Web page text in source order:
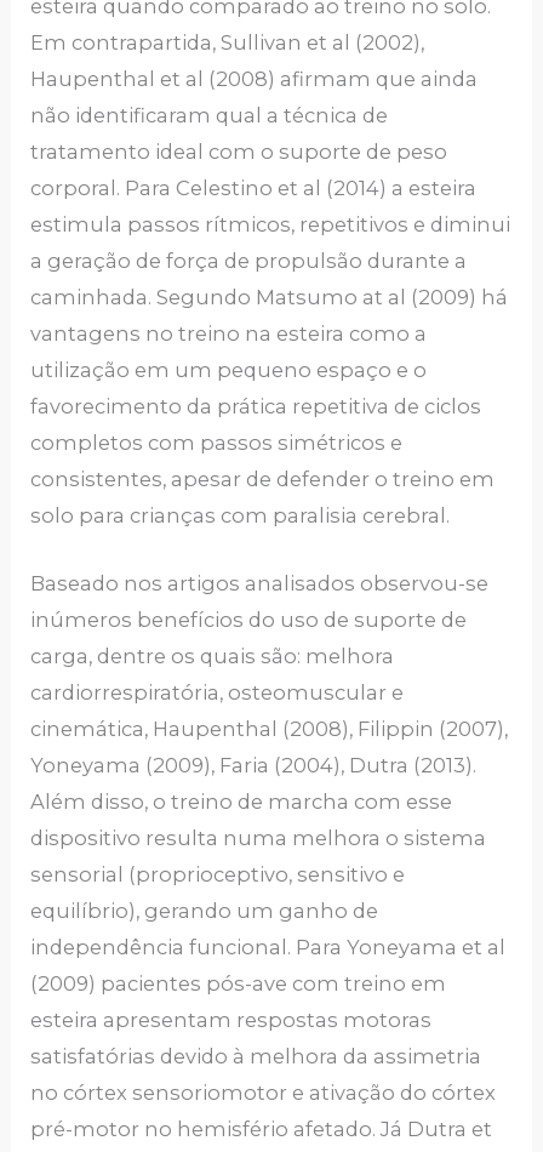
esteira quando comparado ao treino no solo.
Em contrapartida, Sullivan et al (2002),
Haupenthal et al (2008) afirmam que ainda
não identificaram qual a técnica de
tratamento ideal com o suporte de peso
corporal. Para Celestino et al (2014) a esteira
estimula passos rítmicos, repetitivos e diminui
a geração de força de propulsão durante a
caminhada. Segundo Matsumo at al (2009) há
vantagens no treino na esteira como a
utilização em um pequeno espaço e o
favorecimento da prática repetitiva de ciclos
completos com passos simétricos e
consistentes, apesar de defender o treino em
solo para crianças com paralisia cerebral.
Baseado nos artigos analisados observou-se
inúmeros benefícios do uso de suporte de
carga, dentre os quais são: melhora
cardiorrespiratória, osteomuscular e
cinemática, Haupenthal (2008), Filippin (2007),
Yoneyama (2009), Faria (2004), Dutra (2013).
Além disso, o treino de marcha com esse
dispositivo resulta numa melhora o sistema
sensorial (proprioceptivo, sensitivo e
equilíbrio), gerando um ganho de
independência funcional. Para Yoneyama et al
(2009) pacientes pós-ave com treino em
esteira apresentam respostas motoras
satisfatórias devido à melhora da assimetria
no córtex sensoriomotor e ativação do córtex
pré-motor no hemisfério afetado. Já Dutra et